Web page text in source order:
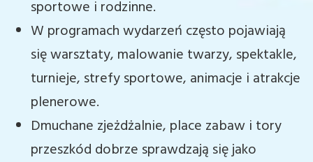
sportowe i rodzinne.
W programach wydarzeń często pojawiają
się warsztaty, malowanie twarzy, spektakle,
turnieje, strefy sportowe, animacje i atrakcje
plenerowe.
Dmuchane zjeżdżalnie, place zabaw i tory
przeszkód dobrze sprawdzają się jako